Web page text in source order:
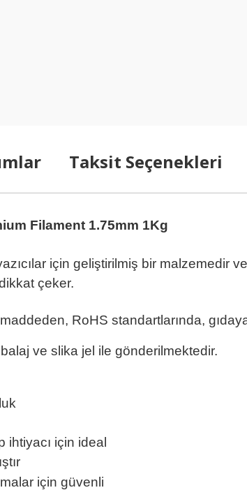
Taksit Seçenekleri
Filament 1.75mm 1Kg
için geliştirilmiş bir malzemedir
çeker.
RoHS standartlarında,
ve slika jel ile gönderilmektedir.
ihtiyacı için ideal
için güvenli